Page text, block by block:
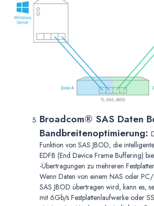
Broadcom® SAS Daten
Bandbreitenoptimierung:
Funktion von SAS JBOD, die
EDFB (End Device Frame Buffering)
-Übertragungen zu mehreren
Wenn Daten von einem NAS oder
SAS JBOD übertragen wird, kann es,
mit 6Gb/s Festplattenlaufwerke oder